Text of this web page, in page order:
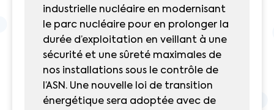
industrielle nucléaire en modernisant
le parc nucléaire pour en prolonger la
durée d’exploitation en veillant à une
sécurité et une sûreté maximales de
nos installations sous le contrôle de
l’ASN. Une nouvelle loi de transition
énergétique sera adoptée avec de